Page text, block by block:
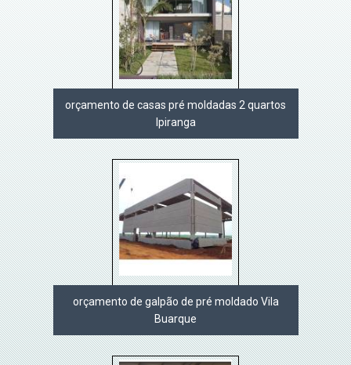
orçamento de casas pré moldadas 2 quartos
Ipiranga
orçamento de galpão de pré moldado Vila
Buarque